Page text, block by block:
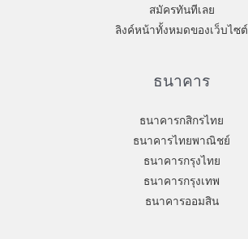
สมัครทันทีเลย
ลิงค์หน้าทั้งหมดของเว็บไซต์
ธนาคาร
ธนาคารกสิกรไทย
ธนาคารไทยพาณิชย์
ธนาคารกรุงไทย
ธนาคารกรุงเทพ
ธนาคารออมสิน